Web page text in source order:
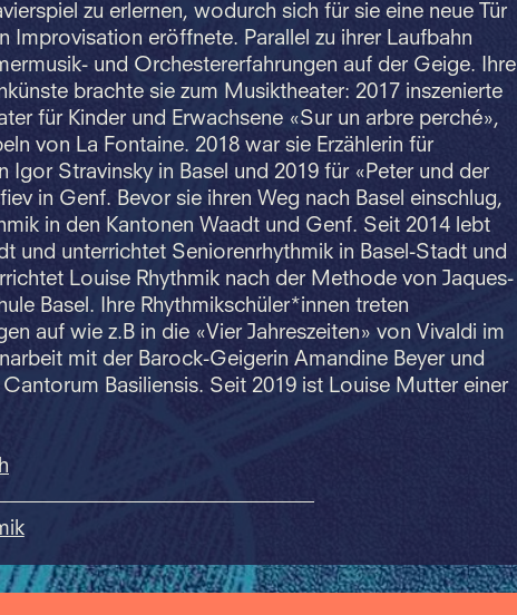
zu erlernen, wodurch sich für sie eine neue Tür
Improvisation eröffnete. Parallel zu ihrer Laufbahn
und Orchestererfahrungen auf der Geige. Ihre
brachte sie zum Musiktheater: 2017 inszenierte
für Kinder und Erwachsene «Sur un arbre perché»,
von La Fontaine. 2018 war sie Erzählerin für
Igor Stravinsky in Basel und 2019 für «Peter und der
in Genf. Bevor sie ihren Weg nach Basel einschlug,
in den Kantonen Waadt und Genf. Seit 2014 lebt
und unterrichtet Seniorenrhythmik in Basel-Stadt und
Louise Rhythmik nach der Methode von Jaques-
Basel. Ihre Rhythmikschüler*innen treten
auf wie z.B in die «Vier Jahreszeiten» von Vivaldi im
mit der Barock-Geigerin Amandine Beyer und
Basiliensis. Seit 2019 ist Louise Mutter einer